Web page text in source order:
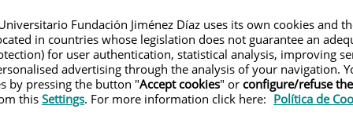
Investigación
Teléfono de atención al usuario900 301 013
Fundación Jiménez Díaz uses its own cookies and
in countries whose legislation does not guarantee an
for user authentication, statistical analysis, improving
advertising through the analysis of your navigation.
by pressing the button "Accept cookies" or configure/refuse
thisSettings. For more information click here: Política de